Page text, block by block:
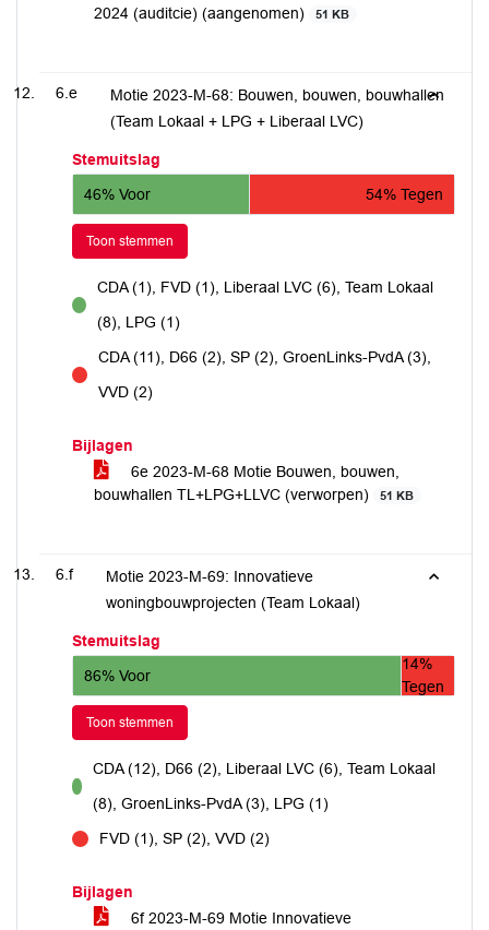
2024 (auditcie) (aangenomen)
51 KB
6.e
Motie 2023-M-68: Bouwen, bouwen, bouwhallen
(Team Lokaal + LPG + Liberaal LVC)
Stemuitslag
46% Voor
54% Tegen
Toon stemmen
voor
CDA (1), FVD (1), Liberaal LVC (6), Team Lokaal
(8), LPG (1)
tegen
CDA (11), D66 (2), SP (2), GroenLinks-PvdA (3),
VVD (2)
Bijlagen
6e 2023-M-68 Motie Bouwen, bouwen,
bouwhallen TL+LPG+LLVC (verworpen)
51 KB
6.f
Motie 2023-M-69: Innovatieve
woningbouwprojecten (Team Lokaal)
Stemuitslag
86% Voor
14%
Tegen
Toon stemmen
voor
CDA (12), D66 (2), Liberaal LVC (6), Team Lokaal
(8), GroenLinks-PvdA (3), LPG (1)
FVD (1), SP (2), VVD (2)
Bijlagen
6f 2023-M-69 Motie Innovatieve